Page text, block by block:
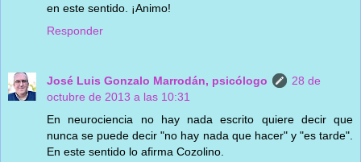
en este sentido. ¡Animo!
Responder
José Luis Gonzalo Marrodán, psicólogo
28 de
octubre de 2013 a las 10:31
En neurociencia no hay nada escrito quiere decir que
nunca se puede decir "no hay nada que hacer" y "es tarde".
En este sentido lo afirma Cozolino.